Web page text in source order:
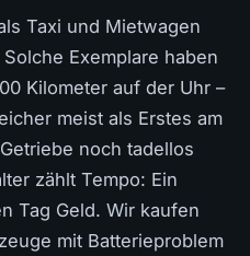
Taxi und Mietwagen
Exemplare haben
Kilometer auf der Uhr –
meist als Erstes am
noch tadellos
zählt Tempo: Ein
Tag Geld. Wir kaufen
mit Batterieproblem